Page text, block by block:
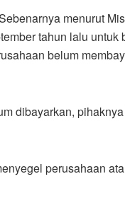
menurut
tahun lalu untuk
belum
dibayarkan,
perusahaan